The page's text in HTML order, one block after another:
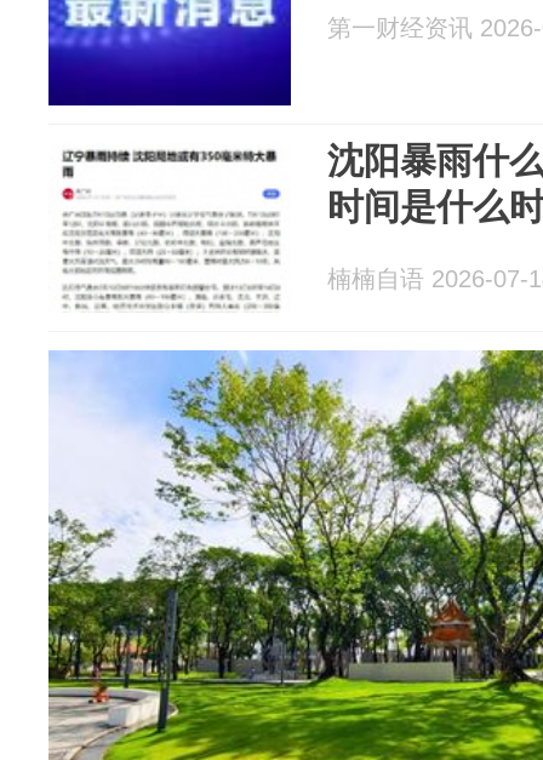
第一财经资讯
沈阳暴雨什
时间是什么
楠楠自语 2026-07-